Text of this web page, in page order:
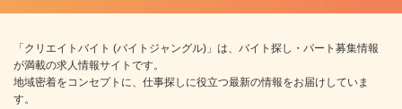
「クリエイトバイト (バイトジャングル)」は、バイト探し・パート募集情報
が満載の求人情報サイトです。
地域密着をコンセプトに、仕事探しに役立つ最新の情報をお届けしていま
す。